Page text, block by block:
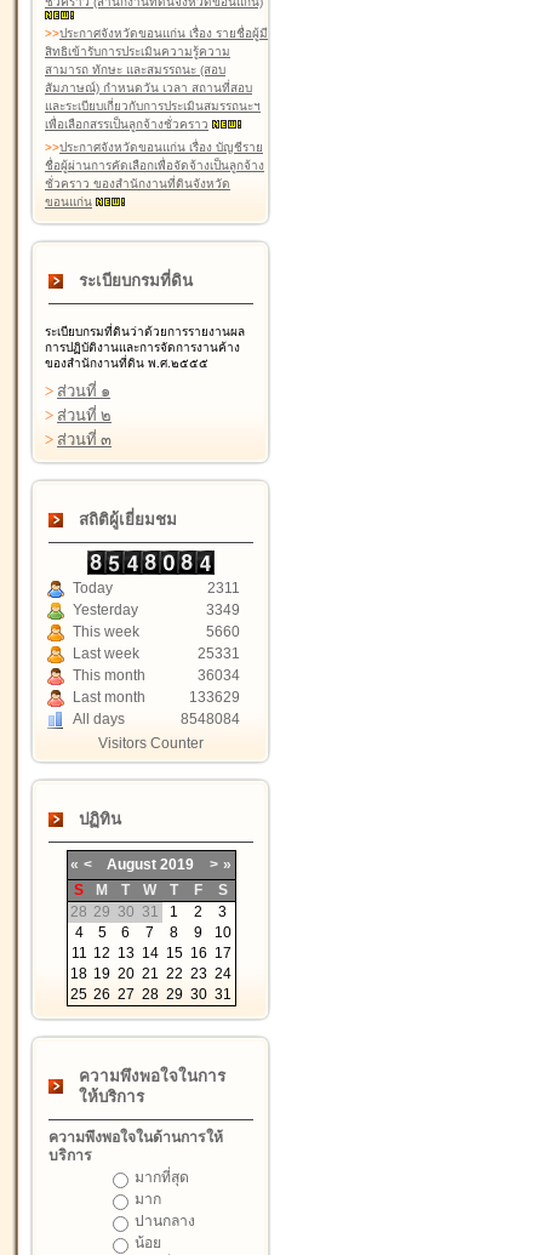
>>ประกาศจังหวัดขอนแก่น เรื่อง รายชื่อผู้มี
สิทธิเข้ารับการประเมินความรู้ความ
สามารถ ทักษะ และสมรรถนะ (สอบ
สัมภาษณ์) กำหนดวัน เวลา สถานที่สอบ
และระเบียบเกี่ยวกับการประเมินสมรรถนะฯ
เพื่อเลือกสรรเป็นลูกจ้างชั่วคราว
>>ประกาศจังหวัดขอนแก่น เรื่อง บัญชีราย
ชื่อผู้ผ่านการคัดเลือกเพื่อจัดจ้างเป็นลูกจ้าง
ชั่วคราว ของสำนักงานที่ดินจังหวัด
ขอนแก่น
ระเบียบกรมที่ดิน
ระเบียบกรมที่ดินว่าด้วยการรายงานผล
การปฏิบัติงานและการจัดการงานค้าง
ของสำนักงานที่ดิน พ.ศ.๒๕๕๕
> ส่วนที่ ๑
> ส่วนที่ ๒
> ส่วนที่ ๓
สถิติผู้เยี่ยมชม
Today
2311
Yesterday
3349
This week
5660
Last week
25331
This month
36034
Last month
133629
All days
8548084
Visitors Counter
ปฏิทิน
« < August 2019 > »
S
M T W T F
S
28 29 30 31 1 2
3
4
5 6 7 8 9
10
11 12 13 14 15 16 17
18 19 20 21 22 23 24
25 26 27 28 29 30 31
ความพึงพอใจในการ
ให้บริการ
ความพึงพอใจในด้านการให้
บริการ
มากที่สุด
มาก
ปานกลาง
น้อย